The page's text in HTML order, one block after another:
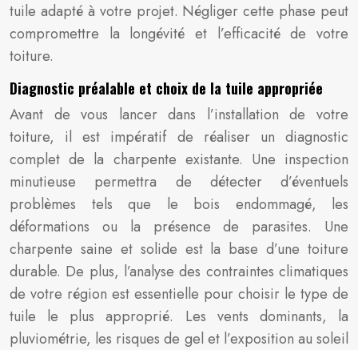
tuile adapté à votre projet. Négliger cette phase peut
compromettre la longévité et l’efficacité de votre
toiture.
Diagnostic préalable et choix de la tuile appropriée
Avant de vous lancer dans l’installation de votre
toiture, il est impératif de réaliser un diagnostic
complet de la charpente existante. Une inspection
minutieuse permettra de détecter d’éventuels
problèmes tels que le bois endommagé, les
déformations ou la présence de parasites. Une
charpente saine et solide est la base d’une toiture
durable. De plus, l’analyse des contraintes climatiques
de votre région est essentielle pour choisir le type de
tuile le plus approprié. Les vents dominants, la
pluviométrie, les risques de gel et l’exposition au soleil